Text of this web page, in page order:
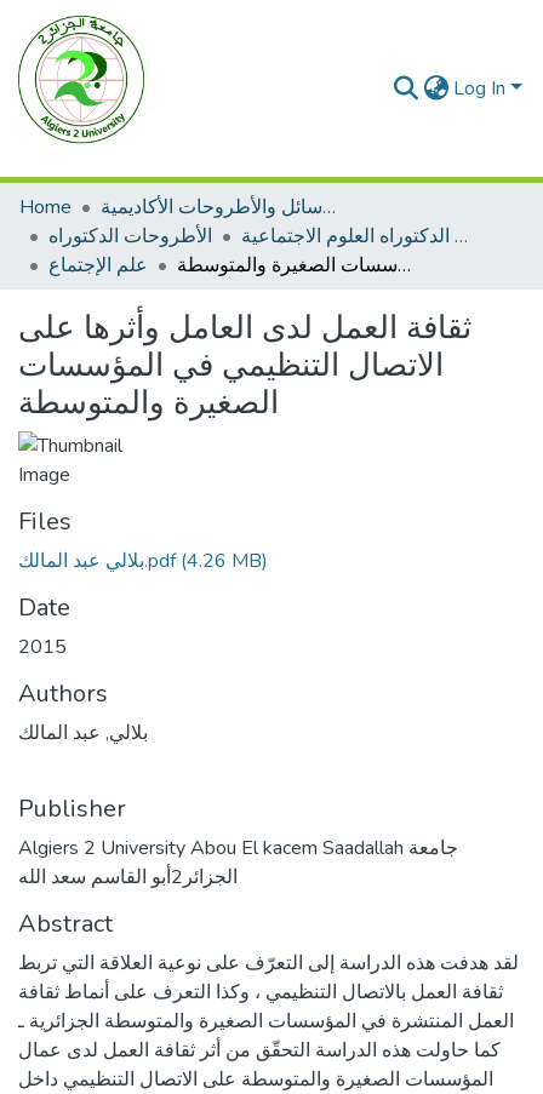
Log In
Home
الرسائل والأطروحات الأكاديمية
الأطروحات الدكتوراه
الأطروحات الدكتوراه العلوم الاجتماعية
علم الإجتماع
ثقافة العمل لدى العامل وأثرها على الاتصال التنظيمي في المؤسسات الصغيرة والمتوسطة
ثقافة العمل لدى العامل وأثرها على
الاتصال التنظيمي في المؤسسات
الصغيرة والمتوسطة
Files
بلالي عبد المالك.pdf(4.26 MB)
Date
2015
Authors
بلالي, عبد المالك
Publisher
Algiers 2 University Abou El kacem Saadallah جامعة
الجزائر2أبو القاسم سعد الله
Abstract
لقد هدفت هذه الدراسة إلى التعرّف على نوعية العلاقة التي تربط
ثقافة العمل بالاتصال التنظيمي ، وكذا التعرف على أنماط ثقافة
العمل المنتشرة في المؤسسات الصغيرة والمتوسطة الجزائرية ـ
كما حاولت هذه الدراسة التحقّق من أثر ثقافة العمل لدى عمال
المؤسسات الصغيرة والمتوسطة على الاتصال التنظيمي داخل